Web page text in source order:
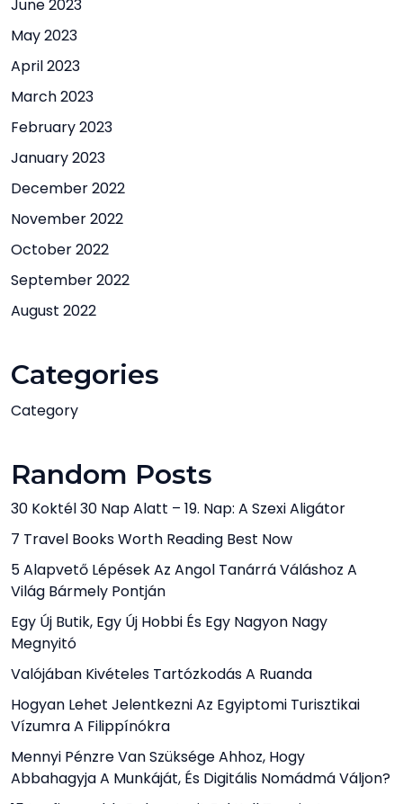
June 2023
May 2023
April 2023
March 2023
February 2023
January 2023
December 2022
November 2022
October 2022
September 2022
August 2022
Categories
Category
Random Posts
30 Koktél 30 Nap Alatt – 19. Nap: A Szexi Aligátor
7 Travel Books Worth Reading Best Now
5 Alapvető Lépések Az Angol Tanárrá Váláshoz A
Világ Bármely Pontján
Egy Új Butik, Egy Új Hobbi És Egy Nagyon Nagy
Megnyitó
Valójában Kivételes Tartózkodás A Ruanda
Hogyan Lehet Jelentkezni Az Egyiptomi Turisztikai
Vízumra A Filippínókra
Mennyi Pénzre Van Szüksége Ahhoz, Hogy
Abbahagyja A Munkáját, És Digitális Nomádmá Váljon?